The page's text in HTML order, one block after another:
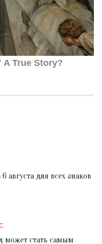
августа для всех знаков
может стать самым